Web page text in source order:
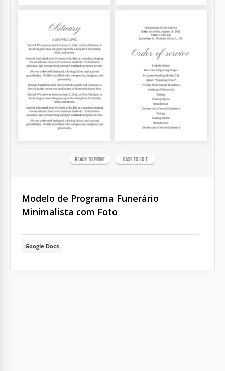
Modelo de Programa Funerário
Minimalista com Foto
Google Docs